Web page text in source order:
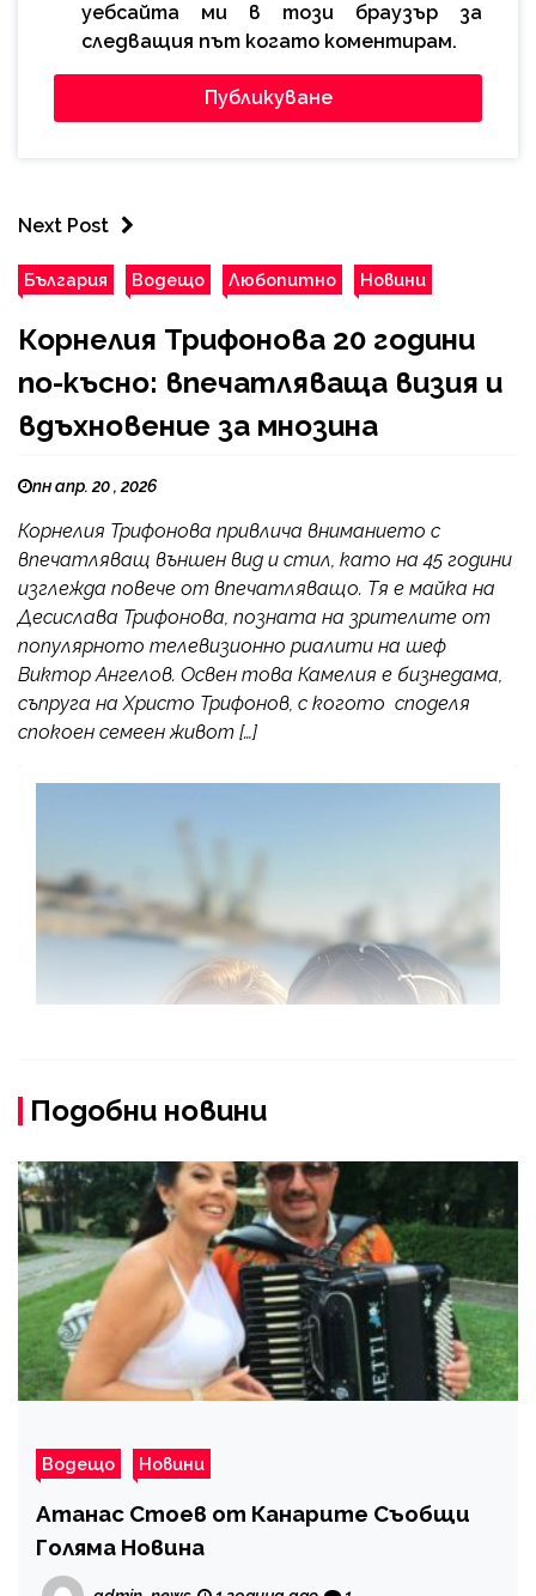
уебсайта ми в този браузър за
следващия път когато коментирам.
Next Post
България Водещо Любопитно Новини
Корнелия Трифонова 20 години
по-късно: впечатляваща визия и
вдъхновение за мнозина
пн апр. 20 , 2026
Корнелия Трифонова привлича вниманието с
впечатляващ външен вид и стил, като на 45 години
изглежда повече от впечатляващо. Тя е майка на
Десислава Трифонова, позната на зрителите от
популярното телевизионно риалити на шеф
Виктор Ангелов. Освен това Камелия е бизнедама,
съпруга на Христо Трифонов, с когото споделя
спокоен семеен живот […]
Подобни новини
Водещо Новини
Атанас Стоев от Канарите Съобщи
Голяма Новина